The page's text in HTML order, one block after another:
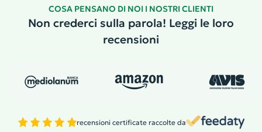
COSA PENSANO DI NOI I NOSTRI CLIENTI
Non crederci sulla parola! Leggi le loro
recensioni
recensioni certificate raccolte da